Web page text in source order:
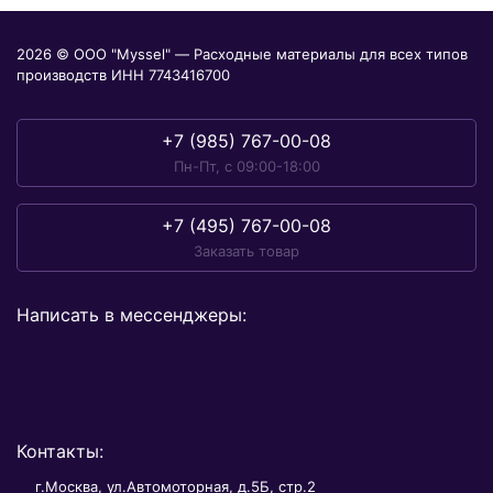
2026 © ООО "Myssel" — Расходные материалы для всех типов
производств ИНН 7743416700
+7 (985) 767-00-08
Пн-Пт, с 09:00-18:00
+7 (495) 767-00-08
Заказать товар
Написать в мессенджеры:
Контакты:
г.Москва, ул.Автомоторная, д.5Б, стр.2